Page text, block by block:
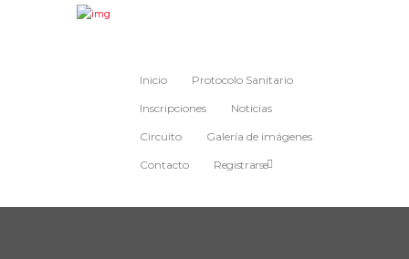
Inicio Protocolo Sanitario
Inscripciones Noticias
Circuito Galería de imágenes
Contacto Registrarse